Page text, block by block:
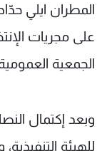
المطران ايلي
على مجريات
الجمعية